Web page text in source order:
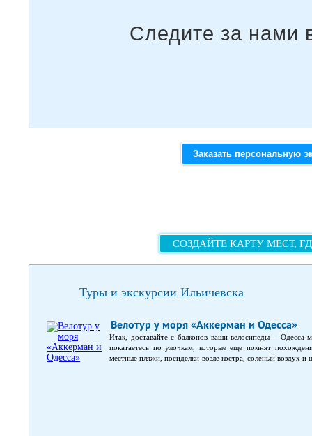
Заказать персональную
СОЗДАЙТЕ КАРТУ МЕСТ,
Туры и экскурсии Ильичевска
Велотур у моря «Аккерман и Одесса»
Итак, доставайте с балконов ваши велосипеды –
покатаетесь по улочкам, которые еще помнят
местные пляжи, посиделки возле костра, соленый воздух